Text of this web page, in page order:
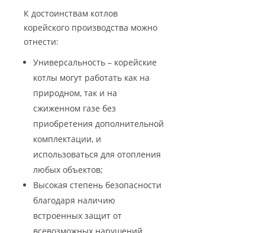
К достоинствам котлов
корейского производства можно
отнести:
Универсальность – корейские
котлы могут работать как на
природном, так и на
сжиженном газе без
приобретения дополнительной
комплектации, и
использоваться для отопления
любых объектов;
Высокая степень безопасности
благодаря наличию
встроенных защит от